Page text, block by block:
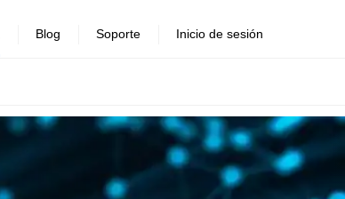
Blog Soporte Inicio de sesión